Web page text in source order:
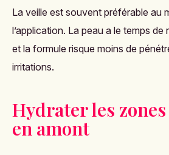
La veille est souvent préférable au
l’application. La peau a le temps
et la formule risque moins de
irritations.
Hydrater les zones
en amont